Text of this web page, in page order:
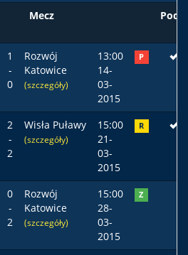
Mecz Podst
1
-
0
Rozwój
Katowice
(szczegóły)
13:00
14-
03-
2015
P
2
-
2
Wisła Puławy
(szczegóły)
15:00
21-
03-
2015
R
0
-
2
Rozwój
Katowice
(szczegóły)
15:00
28-
03-
2015
Z